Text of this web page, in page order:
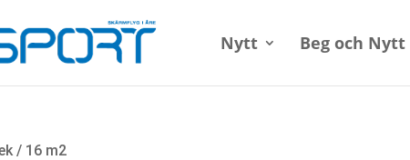
Nytt Beg och
/ 16 m2